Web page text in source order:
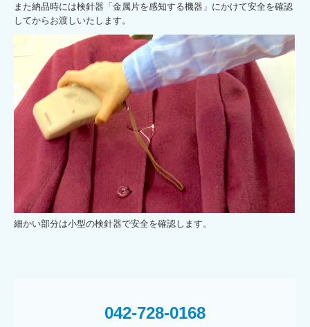
また納品時には検針器「金属片を感知する機器」にかけて安全を確認
してからお渡しいたします。
細かい部分は小型の検針器で安全を確認します。
042-728-0168